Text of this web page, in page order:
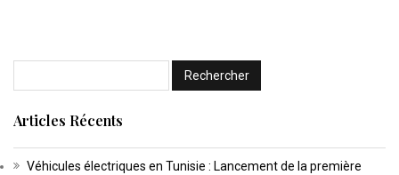
Articles Récents
Véhicules électriques en Tunisie : Lancement de la première